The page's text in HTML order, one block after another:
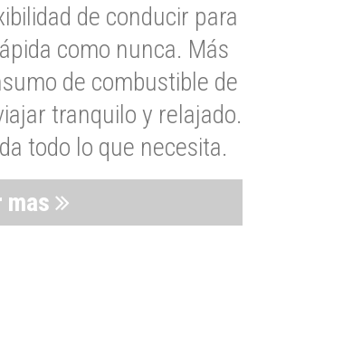
de conducir para
como nunca. Más
de combustible de
tranquilo y relajado.
todo lo que necesita.
mas